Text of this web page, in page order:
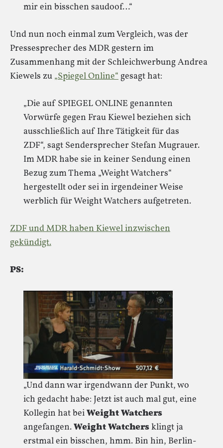
mir ein bisschen saudoof…“
Und nun noch einmal zum Vergleich, was der
Pressesprecher des MDR gestern im
Zusammenhang mit der Schleichwerbung Andrea
Kiewels zu „Spiegel Online“gesagt hat:
„Die auf SPIEGEL ONLINE genannten
Vorwürfe gegen Frau Kiewel beziehen sich
ausschließlich auf Ihre Tätigkeit für das
ZDF“, sagt Sendersprecher Stefan Mugrauer.
Im MDR habe sie in keiner Sendung einen
Bezug zum Thema „Weight Watchers“
hergestellt oder sei in irgendeiner Weise
werblich für Weight Watchers aufgetreten.
ZDF und MDR haben Kiewel inzwischen
gekündigt.
PS:
„Und dann war irgendwann der Punkt, wo
ich gedacht habe: Jetzt ist auch mal gut, eine
Kollegin hat beiWeight Watchers
angefangen.Weight Watchersklingt ja
erstmal ein bisschen, hmm. Bin hin, Berlin-